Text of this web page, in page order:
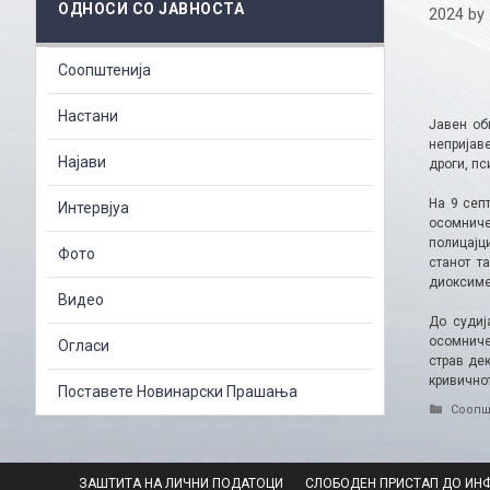
2024 by
Јавен
дроги,
На 9
станот
До
страв
ОДНОСИ СО ЈАВНОСТА
Соопштенија
Настани
Најави
Интервјуа
Фото
Видео
Огласи
Поставете Новинарски Прашања
ЗАШТИТА НА ЛИЧНИ ПОДАТОЦИ СЛОБОДЕН ПРИСТАП ДО